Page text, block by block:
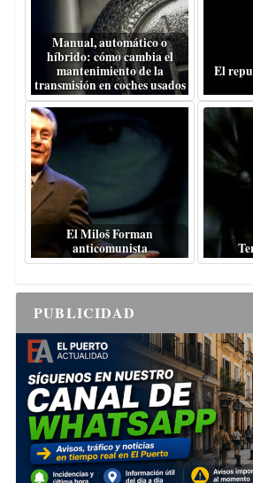
Manual, automático o
híbrido: cómo cambia el
mantenimiento de la
transmisión en coches usados
El
El Miloš Forman
anticomunista
PUBLICIDAD